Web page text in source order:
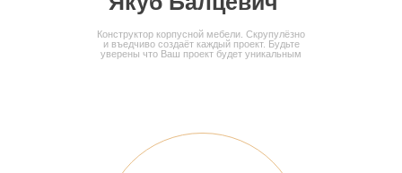
Конструктор корпусной мебели. Скрупулёзно
и въедчиво создаёт каждый проект. Будьте
уверены что Ваш проект будет уникальным